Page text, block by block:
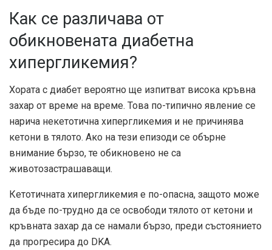
Как се различава от
обикновената диабетна
хипергликемия?
Хората с диабет вероятно ще изпитват висока кръвна
захар от време на време. Това по-типично явление се
нарича некетотична хипергликемия и не причинява
кетони в тялото. Ако на тези епизоди се обърне
внимание бързо, те обикновено не са
животозастрашаващи.
Кетотичната хипергликемия е по-опасна, защото може
да бъде по-трудно да се освободи тялото от кетони и
кръвната захар да се намали бързо, преди състоянието
да прогресира до DKA.